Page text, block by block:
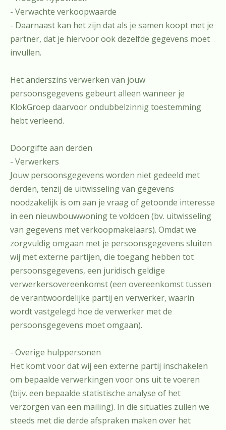
- Verwachte verkoopwaarde
- Daarnaast kan het zijn dat als je samen koopt met je
partner, dat je hiervoor ook dezelfde gegevens moet
invullen.
Het anderszins verwerken van jouw
persoonsgegevens gebeurt alleen wanneer je
KlokGroep daarvoor ondubbelzinnig toestemming
hebt verleend.
Doorgifte aan derden
- Verwerkers
Jouw persoonsgegevens worden niet gedeeld met
derden, tenzij de uitwisseling van gegevens
noodzakelijk is om aan je vraag of getoonde interesse
in een nieuwbouwwoning te voldoen (bv. uitwisseling
van gegevens met verkoopmakelaars). Omdat we
zorgvuldig omgaan met je persoonsgegevens sluiten
wij met externe partijen, die toegang hebben tot
persoonsgegevens, een juridisch geldige
verwerkersovereenkomst (een overeenkomst tussen
de verantwoordelijke partij en verwerker, waarin
wordt vastgelegd hoe de verwerker met de
persoonsgegevens moet omgaan).
- Overige hulppersonen
Het komt voor dat wij een externe partij inschakelen
om bepaalde verwerkingen voor ons uit te voeren
(bijv. een bepaalde statistische analyse of het
verzorgen van een mailing). In die situaties zullen we
steeds met die derde afspraken maken over het